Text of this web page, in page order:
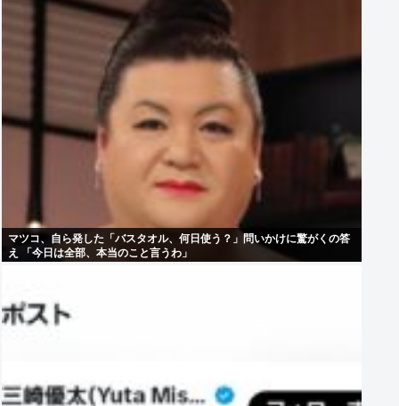
マツコ、自ら発した「バスタオル、何日使う？」問いかけに驚がくの答
え 「今日は全部、本当のこと言うわ」